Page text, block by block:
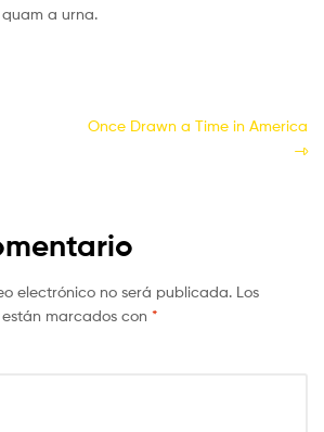
a urna.
Once Drawn a Time in America
electrónico no será publicada. Los
marcados con *